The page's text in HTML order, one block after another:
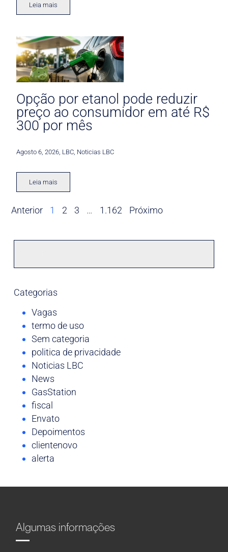
Leia mais
Opção por etanol pode reduzir
preço ao consumidor em até R$
300 por mês
Agosto 6, 2026 LBC Noticias LBC
Leia mais
Anterior 1 2 3 … 1.162 Próximo
Categorias
Vagas
termo de uso
Sem categoria
politica de privacidade
Noticias LBC
News
GasStation
fiscal
Envato
Depoimentos
clientenovo
alerta
Algumas informações